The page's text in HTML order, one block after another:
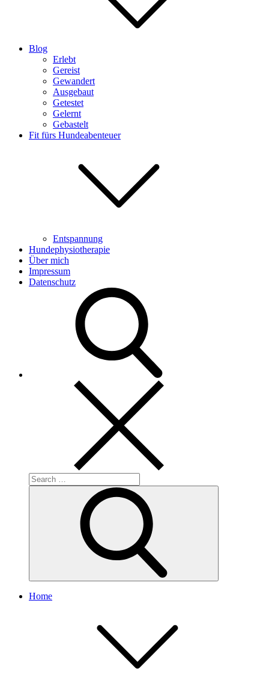
Blog
Erlebt
Gereist
Gewandert
Ausgebaut
Getestet
Gelernt
Gebastelt
Fit fürs Hundeabenteuer
Entspannung
Hundephysiotherapie
Über mich
Impressum
Datenschutz
Search
for:
Home